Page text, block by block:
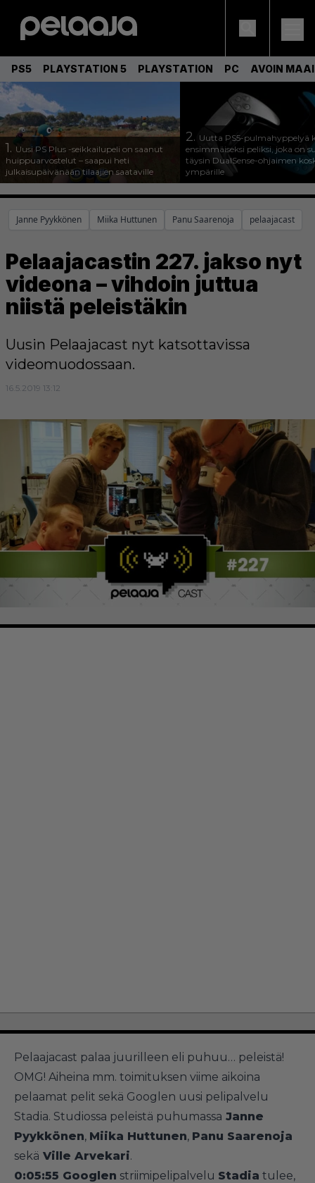
PS5 PLAYSTATION 5 PLAYSTATION PC AVOIN
1. Uusi PS Plus -seikkailupeli on saanut
huippuarvostelut – saapui heti
julkaisupäivänään tilaajien saataville
2. Uutta PS5-pulmahyppelyä
ensimmäiseksi peliksi, joka on
täysin DualSense-ohjaimen
ympärille
Janne Pyykkönen Miika Huttunen Panu Saarenoja pelaajacast
Pelaajacastin 227. jakso nyt
videona – vihdoin juttua
niistä peleistäkin
Uusin Pelaajacast nyt katsottavissa
videomuodossaan.
16.5.2019 13:12
Pelaajacast palaa juurilleen eli puhuu… peleistä!
OMG! Aiheina mm. toimituksen viime aikoina
pelaamat pelit sekä Googlen uusi pelipalvelu
Stadia. Studiossa peleistä puhumassa Janne
Pyykkönen, Miika Huttunen, Panu Saarenoja
sekä Ville Arvekari.
0:05:55 Googlen striimipelipalvelu Stadia tulee,